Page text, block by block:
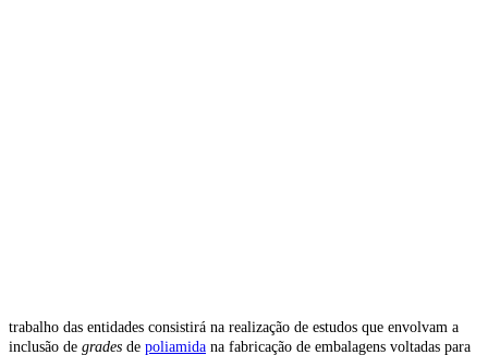
trabalho das entidades consistirá na realização de estudos que envolvam a
inclusão de grades de poliamida na fabricação de embalagens voltadas para